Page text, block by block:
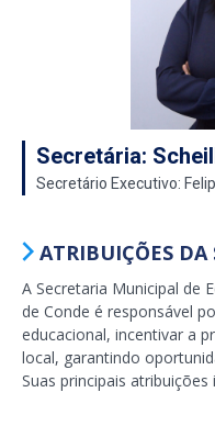
Secretária:
Secretário Executivo:
ATRIBUIÇÕES DA
A Secretaria Municipal de
de Conde é responsável
educacional, incentivar a
local, garantindo
Suas principais atribuições